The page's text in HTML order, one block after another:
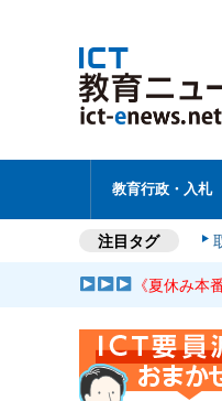
教育行政・入札
注目タグ
《夏休み本